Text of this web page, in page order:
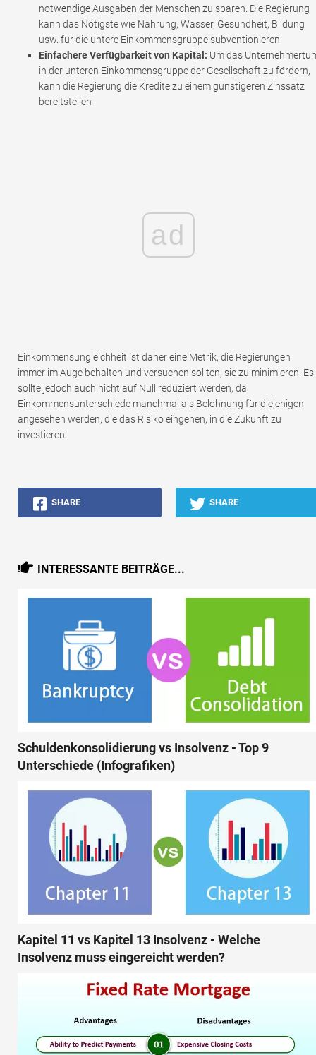
notwendige Ausgaben der Menschen zu sparen. Die Regierung
kann das Nötigste wie Nahrung, Wasser, Gesundheit, Bildung
usw. für die untere Einkommensgruppe subventionieren
Einfachere Verfügbarkeit von Kapital: Um das
in der unteren Einkommensgruppe der Gesellschaft zu fördern,
kann die Regierung die Kredite zu einem günstigeren Zinssatz
bereitstellen
ad
Einkommensungleichheit ist daher eine Metrik, die Regierungen
immer im Auge behalten und versuchen sollten, sie zu minimieren. Es
sollte jedoch auch nicht auf Null reduziert werden, da
Einkommensunterschiede manchmal als Belohnung für diejenigen
angesehen werden, die das Risiko eingehen, in die Zukunft zu
investieren.
SHARE SHARE
INTERESSANTE BEITRÄGE...
Schuldenkonsolidierung vs Insolvenz - Top 9
Unterschiede (Infografiken)
Kapitel 11 vs Kapitel 13 Insolvenz - Welche
Insolvenz muss eingereicht werden?